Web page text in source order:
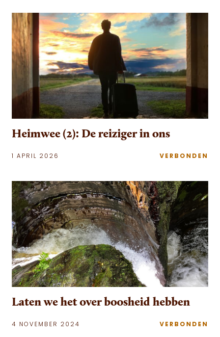
Heimwee (2): De reiziger in ons
1 APRIL 2026 VERBONDEN
Laten we het over boosheid hebben
4 NOVEMBER 2024 VERBONDEN